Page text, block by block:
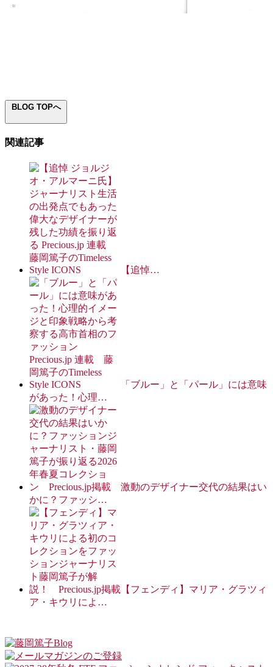
BLOG TOPへ
関連記事
【追悼…
「ブルー」と「パール」には意味
があった！心理…
激動のデザイナー交代の結果はい
かに？ファッシ…
【フェンディ】マリア・グラツィ
ア・キウリによ…